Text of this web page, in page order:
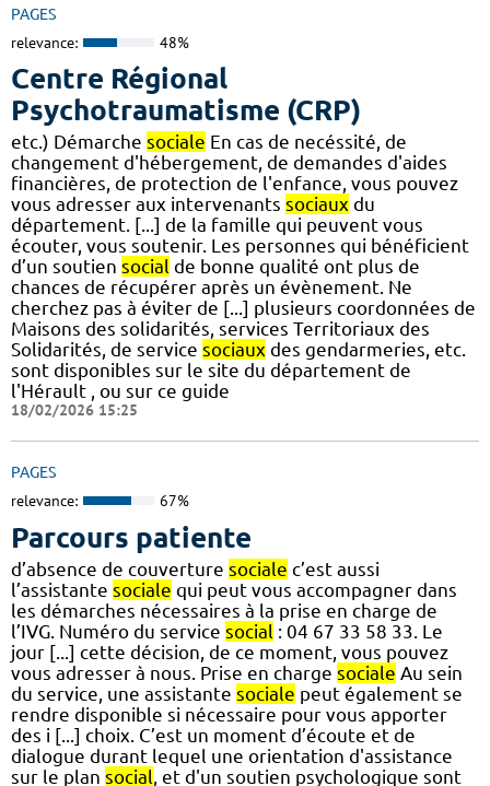
PAGES
relevance: 48%
Centre Régional
Psychotraumatisme (CRP)
etc.) Démarche sociale En cas de necéssité, de
changement d'hébergement, de demandes d'aides
financières, de protection de l'enfance, vous pouvez
vous adresser aux intervenants sociaux du
département. [...] de la famille qui peuvent vous
écouter, vous soutenir. Les personnes qui bénéficient
d’un soutien social de bonne qualité ont plus de
chances de récupérer après un évènement. Ne
cherchez pas à éviter de [...] plusieurs coordonnées de
Maisons des solidarités, services Territoriaux des
Solidarités, de service sociaux des gendarmeries, etc.
sont disponibles sur le site du département de
l'Hérault , ou sur ce guide
18/02/2026 15:25
PAGES
relevance: 67%
Parcours patiente
d’absence de couverture sociale c’est aussi
l’assistante sociale qui peut vous accompagner dans
les démarches nécessaires à la prise en charge de
l’IVG. Numéro du service social : 04 67 33 58 33. Le
jour [...] cette décision, de ce moment, vous pouvez
vous adresser à nous. Prise en charge sociale Au sein
du service, une assistante sociale peut également se
rendre disponible si nécessaire pour vous apporter
des i [...] choix. C’est un moment d’écoute et de
dialogue durant lequel une orientation d'assistance
sur le plan social, et d'un soutien psychologique sont